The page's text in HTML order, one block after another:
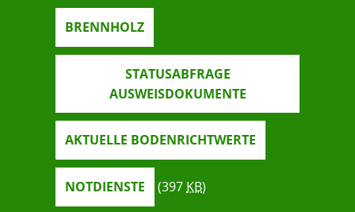
BRENNHOLZ
STATUSABFRAGE
AUSWEISDOKUMENTE
AKTUELLE BODENRICHTWERTE
NOTDIENSTE (397 KB)